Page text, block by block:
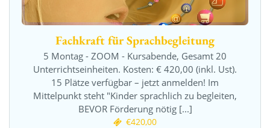
Fachkraft für Sprachbegleitung
5 Montag - ZOOM - Kursabende, Gesamt 20
Unterrichtseinheiten. Kosten: € 420,00 (inkl. Ust).
15 Plätze verfügbar – jetzt anmelden! Im
Mittelpunkt steht "Kinder sprachlich zu begleiten,
BEVOR Förderung nötig [...]
€420,00